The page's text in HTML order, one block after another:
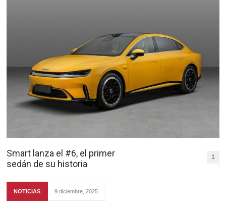
Smart lanza el #6, el primer
sedán de su historia
1
NOTICIAS 9 diciembre, 2025